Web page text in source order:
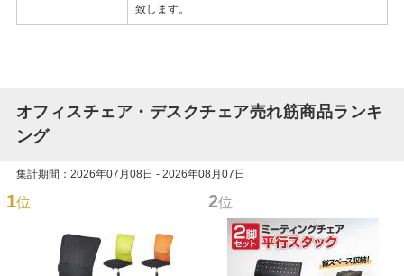
致します。
オフィスチェア・デスクチェア売れ筋商品ランキ
ング
集計期間：2026年07月08日 - 2026年08月07日
1位 2位